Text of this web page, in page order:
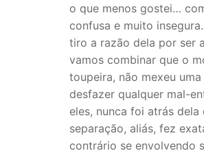
o que menos gostei…
confusa e muito
tiro a razão dela por ser
vamos combinar que o
toupeira, não mexeu
desfazer qualquer mal-
eles, nunca foi atrás dela
separação, aliás, fez
contrário se envolvendo